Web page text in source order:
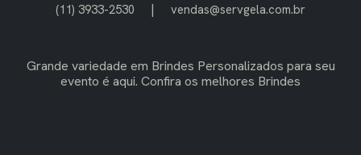
(11) 3933-2530 | vendas@servgela.com.br
Grande variedade em Brindes Personalizados para seu
evento é aqui. Confira os melhores Brindes